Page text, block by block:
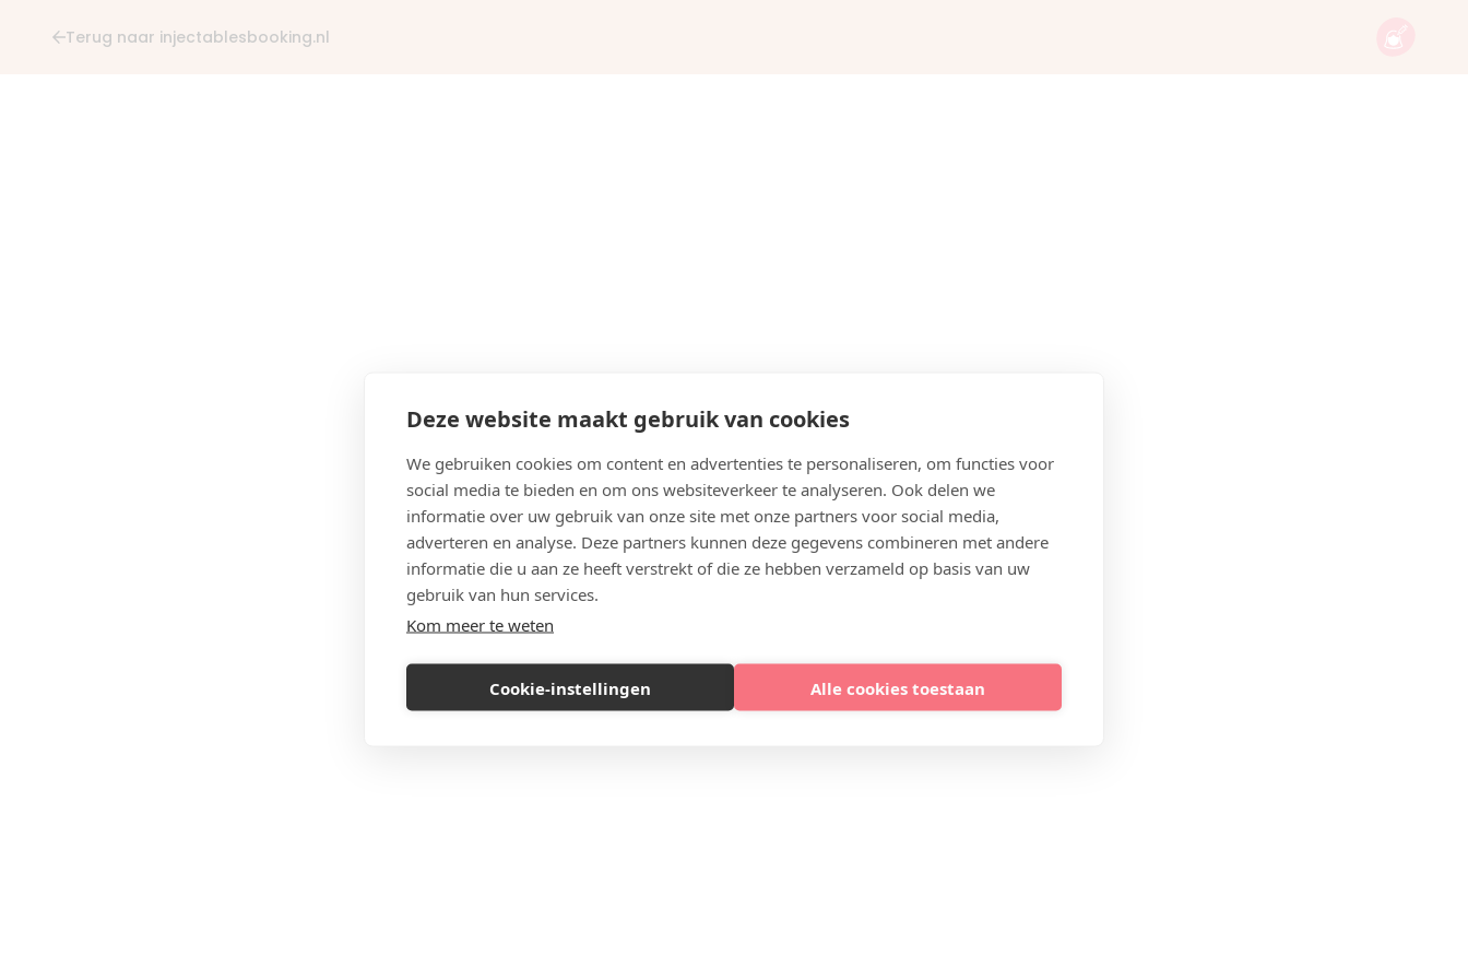
Deze website maakt gebruik van cookies
We gebruiken cookies om content en advertenties te personaliseren, om functies voor
social media te bieden en om ons websiteverkeer te analyseren. Ook delen we
informatie over uw gebruik van onze site met onze partners voor social media,
adverteren en analyse. Deze partners kunnen deze gegevens combineren met andere
informatie die u aan ze heeft verstrekt of die ze hebben verzameld op basis van uw
gebruik van hun services.
Kom meer te weten
Cookie-instellingen Alle cookies toestaan
Terug naar injectablesbooking.nl